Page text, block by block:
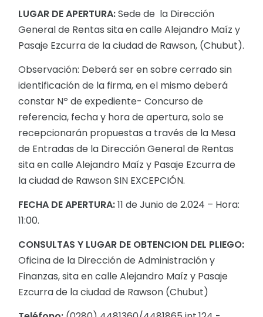
LUGAR DE APERTURA:Sede de la Dirección
General de Rentas sita en calle Alejandro Maíz y
Pasaje Ezcurra de la ciudad de Rawson, (Chubut).
Observación: Deberá ser en sobre cerrado sin
identificación de la firma, en el mismo deberá
constar Nº de expediente- Concurso de
referencia, fecha y hora de apertura, solo se
recepcionarán propuestas a través de la Mesa
de Entradas de la Dirección General de Rentas
sita en calle Alejandro Maíz y Pasaje Ezcurra de
la ciudad de Rawson SIN EXCEPCIÓN.
FECHA DE APERTURA:11 de Junio de 2.024 – Hora:
11:00.
CONSULTAS Y LUGAR DE OBTENCION DEL PLIEGO:
Oficina de la Dirección de Administración y
Finanzas, sita en calle Alejandro Maíz y Pasaje
Ezcurra de la ciudad de Rawson (Chubut)